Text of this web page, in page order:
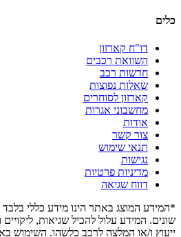
כלים
דו"ח קארזון
השוואת רכבים
חדשות רכב
שאלות נפוצות
קארזון לסוחרים
מחשבוני אגרות
אודות
צור קשר
תנאי שימוש
נגישות
מדיניות פרטיות
דווח שגיאה
*המידע המוצג באתר הינו מידע כללי
שונים. המידע עלול להכיל שגיאות,
ייעוץ ו/או המלצה לרכב כלשהו. השימוש